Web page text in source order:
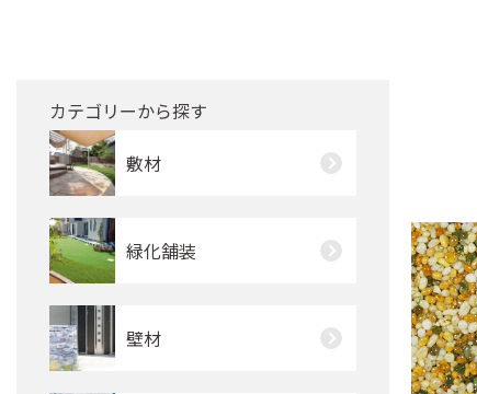
カテゴリーから探す
敷材
緑化舗装
壁材